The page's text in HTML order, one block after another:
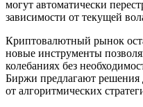
могут автоматически
зависимости от текущей
Криптовалютный рынок
новые инструменты
колебаниях без
Биржи предлагают решения
от алгоритмических